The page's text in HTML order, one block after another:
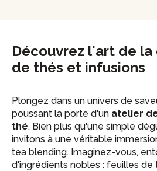
Découvrez l'art de
de thés et infusions
Plongez dans un univers de
poussant la porte d'un atelier
thé. Bien plus qu'une simple
invitons à une véritable
tea blending. Imaginez-vous,
d'ingrédients nobles : feuilles de